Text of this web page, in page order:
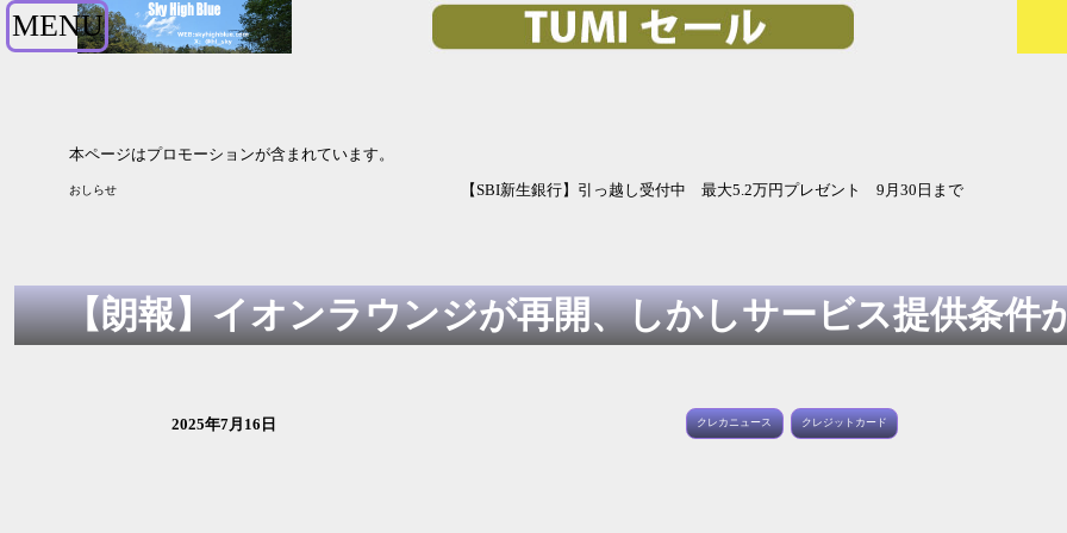
MENU
本ページはプロモーションが含まれています。
おしらせ 【SBI新生銀行】引っ越し受付中 最大5.2万円プレゼント 9月30日まで
【朗報】イオンラウンジが再開、しかしサービス提供条件
2025年7月16日 クレカニュース クレジットカード